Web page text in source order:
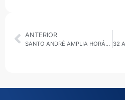
ANTERIOR
SANTO ANDRÉ AMPLIA HORÁRIO DE ATENDIMENTO DE SEIS UNIDADES DE SAÚDE DA FAMÍLIA